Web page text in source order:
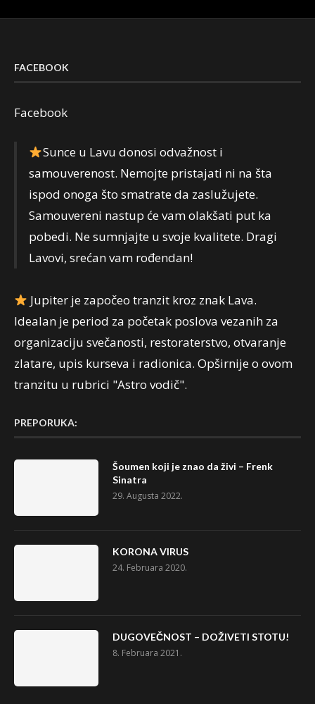
FACEBOOK
Facebook
Sunce u Lavu donosi odvažnost i
samouverenost. Nemojte pristajati ni na šta
ispod onoga što smatrate da zaslužujete.
Samouvereni nastup će vam olakšati put ka
pobedi. Ne sumnjajte u svoje kvalitete. Dragi
Lavovi, srećan vam rođendan!
Jupiter je započeo tranzit kroz znak Lava.
Idealan je period za početak poslova vezanih za
organizaciju svečanosti, restoraterstvo, otvaranje
zlatare, upis kurseva i radionica. Opširnije o ovom
tranzitu u rubrici "Astro vodič".
PREPORUKA:
Šoumen koji je znao da živi – Frenk
Sinatra
29. Augusta 2022.
KORONA VIRUS
24. Februara 2020.
DUGOVEČNOST – DOŽIVETI STOTU!
8. Februara 2021.